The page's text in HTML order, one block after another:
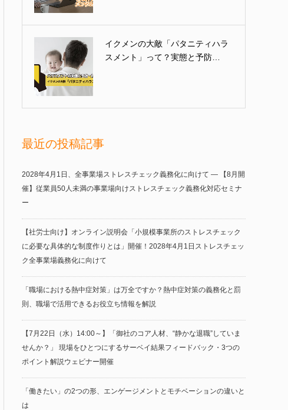
イクメンの大敵「パタニティハラ
スメント」って？実態と予防…
最近の投稿記事
2028年4月1日、全事業場ストレスチェック義務化に向けて ― 【8月開
催】従業員50人未満の事業場向けストレスチェック義務化対応セミナ
ー
【社労士向け】オンライン説明会「小規模事業所のストレスチェック
に必要な具体的な制度作りとは」開催！2028年4月1日ストレスチェッ
ク全事業場義務化に向けて
「職場における熱中症対策」は万全ですか？熱中症対策の義務化と罰
則、職場で活用できるお役立ち情報を解説
【7月22日（水）14:00～】「御社のコア人材、“静かな退職”していま
せんか？」 現場をひとつにするサーベイ結果フィードバック・3つの
ポイント解説ウェビナー開催
「働きたい」の2つの形、エンゲージメントとモチベーションの違いと
は